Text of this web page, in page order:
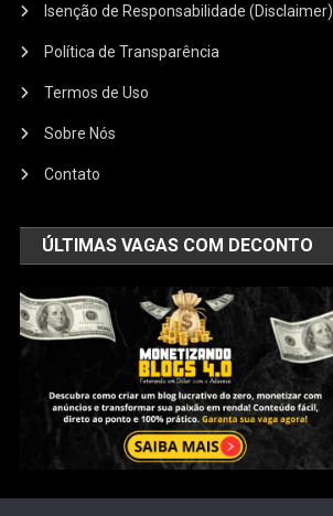
Isenção de Responsabilidade (Disclaimer)
Política de Transparência
Termos de Uso
Sobre Nós
Contato
ÚLTIMAS VAGAS COM DECONTO